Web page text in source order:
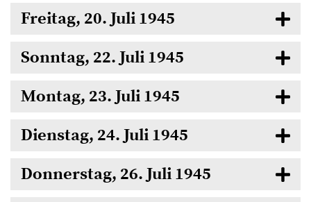
Freitag, 20. Juli 1945
Sonntag, 22. Juli 1945
Montag, 23. Juli 1945
Dienstag, 24. Juli 1945
Donnerstag, 26. Juli 1945